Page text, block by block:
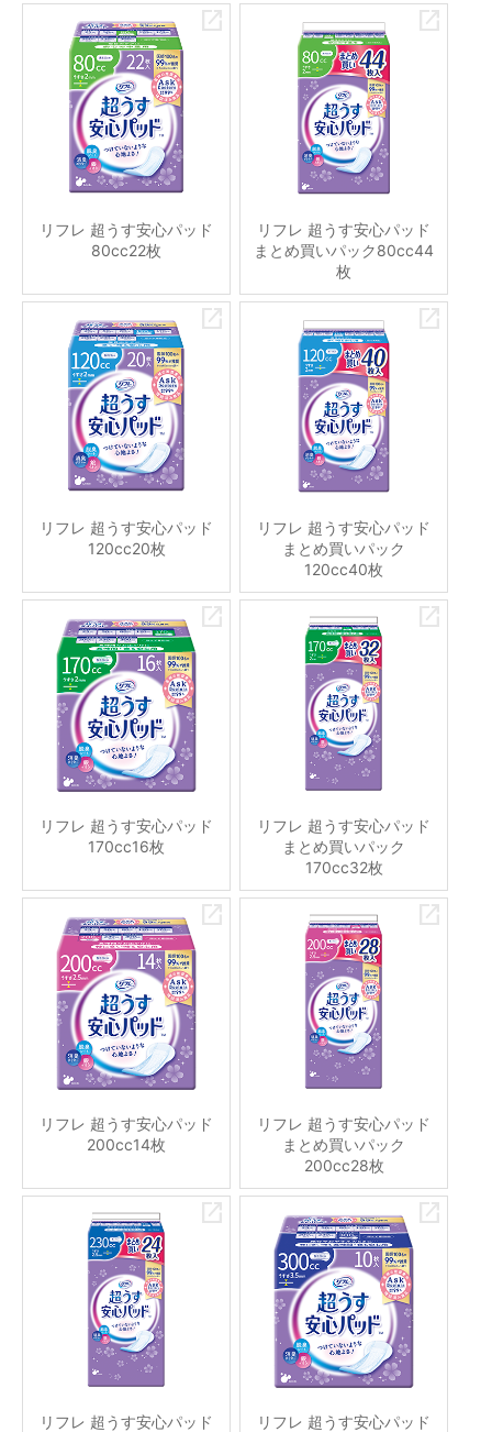
リフレ 超うす安心パッド
80cc22枚
リフレ 超うす安心パッド
まとめ買いパック80cc44
枚
リフレ 超うす安心パッド
120cc20枚
リフレ 超うす安心パッド
まとめ買いパック
120cc40枚
リフレ 超うす安心パッド
170cc16枚
リフレ 超うす安心パッド
まとめ買いパック
170cc32枚
リフレ 超うす安心パッド
200cc14枚
リフレ 超うす安心パッド
まとめ買いパック
200cc28枚
リフレ 超うす安心パッド
リフレ 超うす安心パッド